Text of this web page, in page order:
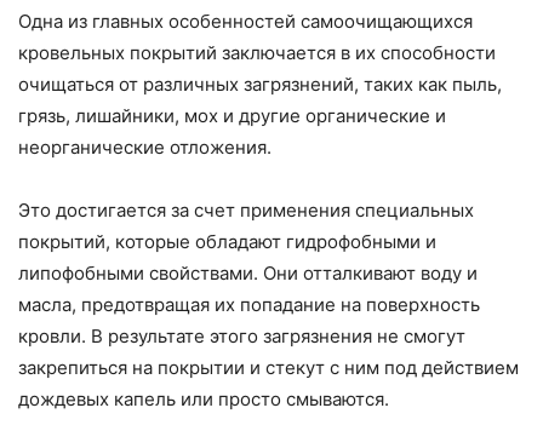
Одна из главных особенностей самоочищающихся
кровельных покрытий заключается в их способности
очищаться от различных загрязнений, таких как пыль,
грязь, лишайники, мох и другие органические и
неорганические отложения.
Это достигается за счет применения специальных
покрытий, которые обладают гидрофобными и
липофобными свойствами. Они отталкивают воду и
масла, предотвращая их попадание на поверхность
кровли. В результате этого загрязнения не смогут
закрепиться на покрытии и стекут с ним под действием
дождевых капель или просто смываются.